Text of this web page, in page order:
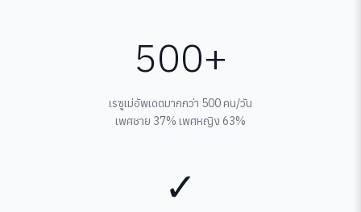
500+
เรซูเม่อัพเดตมากกว่า 500 คน/วัน
เพศชาย 37% เพศหญิง 63%
✓